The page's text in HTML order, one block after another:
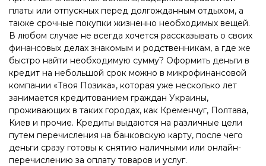
платы или отпускных перед долгожданным отдыхом, а
также срочные покупки жизненно необходимых вещей.
В любом случае не всегда хочется рассказывать о своих
финансовых делах знакомым и родственникам, а где же
быстро найти необходимую сумму? Оформить деньги в
кредит на небольшой срок можно в микрофинансовой
компании «Твоя Позика», которая уже несколько лет
занимается кредитованием граждан Украины,
проживающих в таких городах, как Кременчуг, Полтава,
Киев и прочие. Кредиты выдаются на различные цели
путем перечисления на банковскую карту, после чего
деньги сразу готовы к снятию наличными или онлайн-
перечислению за оплату товаров и услуг.